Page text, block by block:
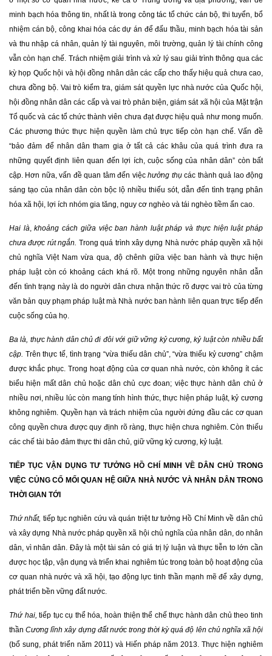
minh bạch hóa thông tin, nhất là trong công tác tổ chức cán bộ, thi tuyển, bổ
nhiệm cán bộ, công khai hóa các dự án để đấu thầu, minh bạch hóa tài sản
và thu nhập cá nhân, quản lý tài nguyên, môi trường, quản lý tài chính công
vẫn còn hạn chế. Trách nhiệm giải trình và xử lý sau giải trình thông qua các
kỳ họp Quốc hội và hội đồng nhân dân các cấp cho thấy hiệu quả chưa cao,
chưa đồng bộ. Vai trò kiểm tra, giám sát quyền lực nhà nước của Quốc hội,
hội đồng nhân dân các cấp và vai trò phản biện, giám sát xã hội của Mặt trận
Tổ quốc và các tổ chức thành viên chưa đạt được hiệu quả như mong muốn.
Các phương thức thực hiện quyền làm chủ trực tiếp còn hạn chế. Vấn đề
“bảo đảm để nhân dân tham gia ở tất cả các khâu của quá trình đưa ra
những quyết định liên quan đến lợi ích, cuộc sống của nhân dân” còn bất
cập. Hơn nữa, vấn đề quan tâm đến việchưởng thụcác thành quả lao động
sáng tạo của nhân dân còn bộc lộ nhiều thiếu sót, dẫn đến tình trạng phân
hóa xã hội, lợi ích nhóm gia tăng, nguy cơ nghèo và tái nghèo tiềm ẩn cao.
Hai là,khoảng cách giữa việc ban hành luật pháp và thực hiện luật pháp
chưa được rút ngắn. Trong quá trình xây dựng Nhà nước pháp quyền xã hội
chủ nghĩa Việt Nam vừa qua, độ chênh giữa việc ban hành và thực hiện
pháp luật còn có khoảng cách khá rõ. Một trong những nguyên nhân dẫn
đến tình trạng này là do người dân chưa nhận thức rõ được vai trò của từng
văn bản quy phạm pháp luật mà Nhà nước ban hành liên quan trực tiếp đến
cuộc sống của họ.
Ba là, thực hành dân chủ đi đôi với giữ vững kỷ cương, kỷ luật còn nhiều bất
cập. Trên thực tế, tình trạng “vừa thiếu dân chủ”, “vừa thiếu kỷ cương” chậm
được khắc phục. Trong hoạt động của cơ quan nhà nước, còn không ít các
biểu hiện mất dân chủ hoặc dân chủ cực đoan; việc thực hành dân chủ ở
nhiều nơi, nhiều lúc còn mang tính hình thức, thực hiện pháp luật, kỷ cương
không nghiêm. Quyền hạn và trách nhiệm của người đứng đầu các cơ quan
công quyền chưa được quy định rõ ràng, thực hiện chưa nghiêm. Còn thiếu
các chế tài bảo đảm thực thi dân chủ, giữ vững kỷ cương, kỷ luật.
TIẾP TỤC VẬN DỤNG TƯ TƯỞNG HỒ CHÍ MINH VỀ DÂN CHỦ TRONG
VIỆC CỦNG CỐ MỐI QUAN HỆ GIỮA NHÀ NƯỚC VÀ NHÂN DÂN TRONG
THỜI GIAN TỚI
Thứ nhất, tiếp tục nghiên cứu và quán triệt tư tưởng Hồ Chí Minh về dân chủ
và xây dựng Nhà nước pháp quyền xã hội chủ nghĩa của nhân dân, do nhân
dân, vì nhân dân. Đây là một tài sản có giá trị lý luận và thực tiễn to lớn cần
được học tập, vận dụng và triển khai nghiêm túc trong toàn bộ hoạt động của
cơ quan nhà nước và xã hội, tạo động lực tinh thần mạnh mẽ để xây dựng,
phát triển bền vững đất nước.
Thứ hai, tiếp tục cụ thể hóa, hoàn thiện thể chế thực hành dân chủ theo tinh
thầnCương lĩnh xây dựng đất nước trong thời kỳ quá độ lên chủ nghĩa xã hội
(bổ sung, phát triển năm 2011) và Hiến pháp năm 2013. Thực hiện nghiêm